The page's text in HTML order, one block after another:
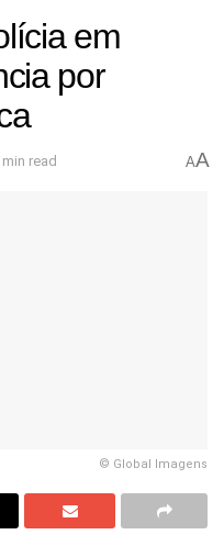
em
por
read AA
© Global Imagens